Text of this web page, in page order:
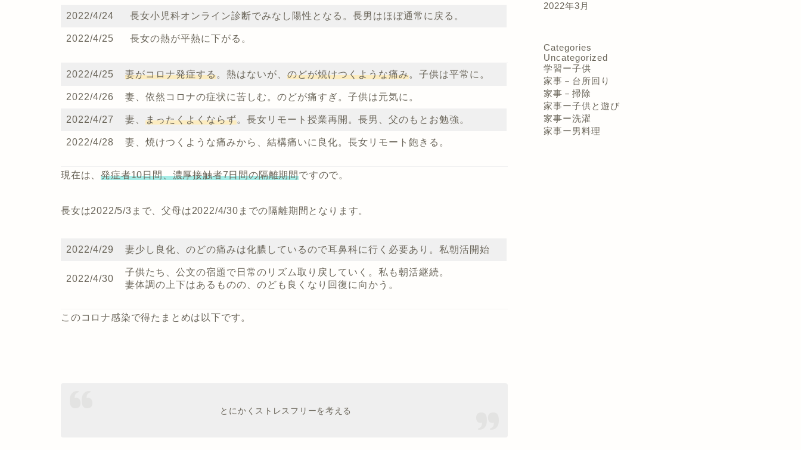
2022/4/24 長女小児科オンライン診断でみなし陽性となる。長男はほぼ通常に戻る。
2022/4/25 長女の熱が平熱に下がる。
2022/4/25 妻がコロナ発症する。熱はないが、 のどが焼けつくような痛み。子供は平常に。
2022/4/26 妻、依然コロナの症状に苦しむ。のどが痛すぎ。子供は元気に。
2022/4/27 妻、 まったくよくならず。長女リモート授業再開。長男、父のもとお勉強。
2022/4/28 妻、焼けつくような痛みから、結構痛いに良化。長女リモート飽きる。
現在は、発症者10日間、濃厚接触者7日間の隔離期間ですので。
長女は2022/5/3まで、父母は2022/4/30までの隔離期間となります。
2022/4/29 妻少し良化、のどの痛みは化膿しているので耳鼻科に行く必要あり。私朝活開始
2022/4/30
子供たち、公文の宿題で日常のリズム取り戻していく。私も朝活継続。
妻体調の上下はあるものの、のども良くなり回復に向かう。
このコロナ感染で得たまとめは以下です。
とにかくストレスフリーを考える
2022年3月
Categories
Uncategorized
学習ー子供
家事－台所回り
家事－掃除
家事ー子供と遊び
家事ー洗濯
家事ー男料理